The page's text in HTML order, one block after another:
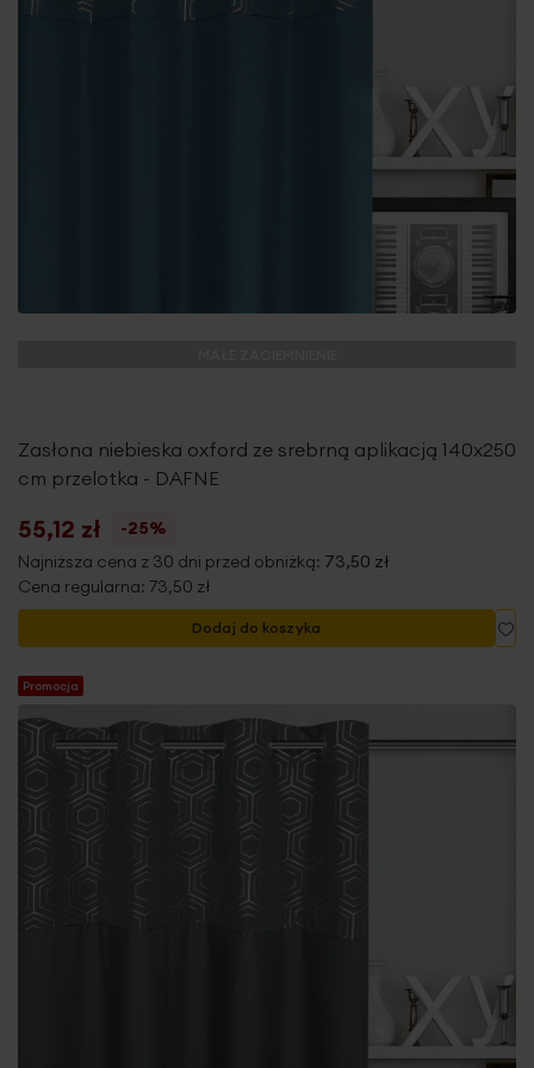
Zasłona niebieska oxford ze srebrną aplikacją 140x250
cm przelotka - DAFNE
55,12 zł
-25%
Najniższa cena z 30 dni przed obniżką: 73,50 zł
Cena regularna: 73,50 zł
Dodaj do koszyka
Promocja